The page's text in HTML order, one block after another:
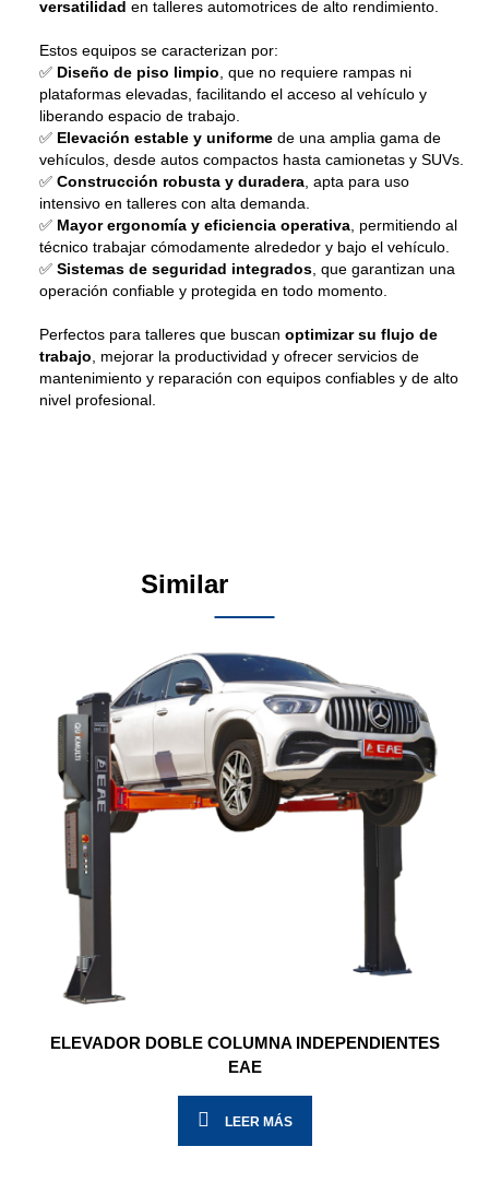
versatilidad en talleres automotrices de alto rendimiento.
Estos equipos se caracterizan por:
✅ Diseño de piso limpio , que no requiere rampas ni
plataformas elevadas, facilitando el acceso al vehículo y
liberando espacio de trabajo.
✅ Elevación estable y uniforme de una amplia gama de
vehículos, desde autos compactos hasta camionetas y SUVs.
✅ Construcción robusta y duradera , apta para uso
intensivo en talleres con alta demanda.
✅ Mayor ergonomía y eficiencia operativa , permitiendo al
técnico trabajar cómodamente alrededor y bajo el vehículo.
✅ Sistemas de seguridad integrados , que garantizan una
operación confiable y protegida en todo momento.
Perfectos para talleres que buscan optimizar su flujo de
trabajo , mejorar la productividad y ofrecer servicios de
mantenimiento y reparación con equipos confiables y de alto
nivel profesional.
Similar
ELEVADOR DOBLE COLUMNA INDEPENDIENTES
EAE
LEER MÁS